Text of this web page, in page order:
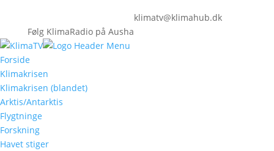
Følg KlimaRadio på Ausha
klimatv@klimahub.dk
Forside
Klimakrisen
Klimakrisen (blandet)
Arktis/Antarktis
Flygtninge
Forskning
Havet stiger